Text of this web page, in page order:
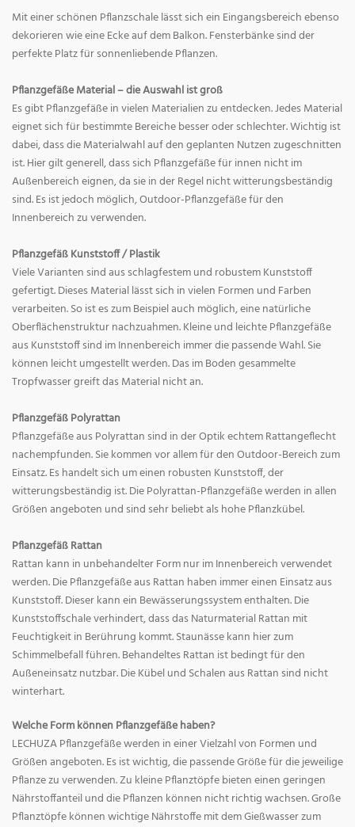
Mit einer schönen Pflanzschale lässt sich ein Eingangsbereich ebenso
dekorieren wie eine Ecke auf dem Balkon. Fensterbänke sind der
perfekte Platz für sonnenliebende Pflanzen.
Pflanzgefäße Material – die Auswahl ist groß
Es gibt Pflanzgefäße in vielen Materialien zu entdecken. Jedes Material
eignet sich für bestimmte Bereiche besser oder schlechter. Wichtig ist
dabei, dass die Materialwahl auf den geplanten Nutzen zugeschnitten
ist. Hier gilt generell, dass sich Pflanzgefäße für innen nicht im
Außenbereich eignen, da sie in der Regel nicht witterungsbeständig
sind. Es ist jedoch möglich, Outdoor-Pflanzgefäße für den
Innenbereich zu verwenden.
Pflanzgefäß Kunststoff / Plastik
Viele Varianten sind aus schlagfestem und robustem Kunststoff
gefertigt. Dieses Material lässt sich in vielen Formen und Farben
verarbeiten. So ist es zum Beispiel auch möglich, eine natürliche
Oberflächenstruktur nachzuahmen. Kleine und leichte Pflanzgefäße
aus Kunststoff sind im Innenbereich immer die passende Wahl. Sie
können leicht umgestellt werden. Das im Boden gesammelte
Tropfwasser greift das Material nicht an.
Pflanzgefäß Polyrattan
Pflanzgefäße aus Polyrattan sind in der Optik echtem Rattangeflecht
nachempfunden. Sie kommen vor allem für den Outdoor-Bereich zum
Einsatz. Es handelt sich um einen robusten Kunststoff, der
witterungsbeständig ist. Die Polyrattan-Pflanzgefäße werden in allen
Größen angeboten und sind sehr beliebt als hohe Pflanzkübel.
Pflanzgefäß Rattan
Rattan kann in unbehandelter Form nur im Innenbereich verwendet
werden. Die Pflanzgefäße aus Rattan haben immer einen Einsatz aus
Kunststoff. Dieser kann ein Bewässerungssystem enthalten. Die
Kunststoffschale verhindert, dass das Naturmaterial Rattan mit
Feuchtigkeit in Berührung kommt. Staunässe kann hier zum
Schimmelbefall führen. Behandeltes Rattan ist bedingt für den
Außeneinsatz nutzbar. Die Kübel und Schalen aus Rattan sind nicht
winterhart.
Welche Form können Pflanzgefäße haben?
LECHUZA Pflanzgefäße werden in einer Vielzahl von Formen und
Größen angeboten. Es ist wichtig, die passende Größe für die jeweilige
Pflanze zu verwenden. Zu kleine Pflanztöpfe bieten einen geringen
Nährstoffanteil und die Pflanzen können nicht richtig wachsen. Große
Pflanztöpfe können wichtige Nährstoffe mit dem Gießwasser zum